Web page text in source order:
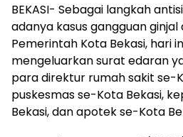
BEKASI- Sebagai langkah
adanya kasus gangguan ginjal
Pemerintah Kota Bekasi, hari
mengeluarkan surat edaran
para direktur rumah sakit se-
puskesmas se-Kota Bekasi,
Bekasi, dan apotek se-Kota